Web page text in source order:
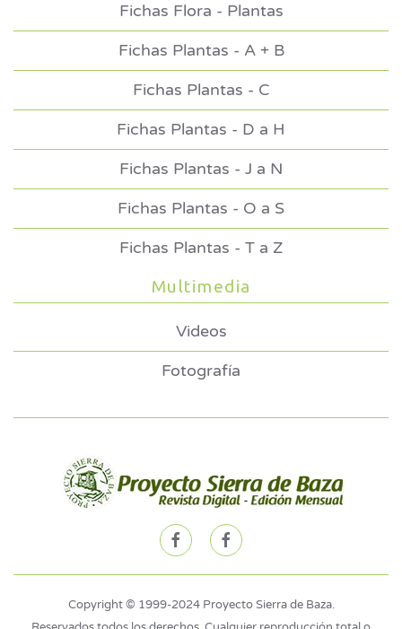
Fichas Flora - Plantas
Fichas Plantas - A + B
Fichas Plantas - C
Fichas Plantas - D a H
Fichas Plantas - J a N
Fichas Plantas - O a S
Fichas Plantas - T a Z
Multimedia
Videos
Fotografía
Copyright © 1999-2024 Proyecto Sierra de Baza.